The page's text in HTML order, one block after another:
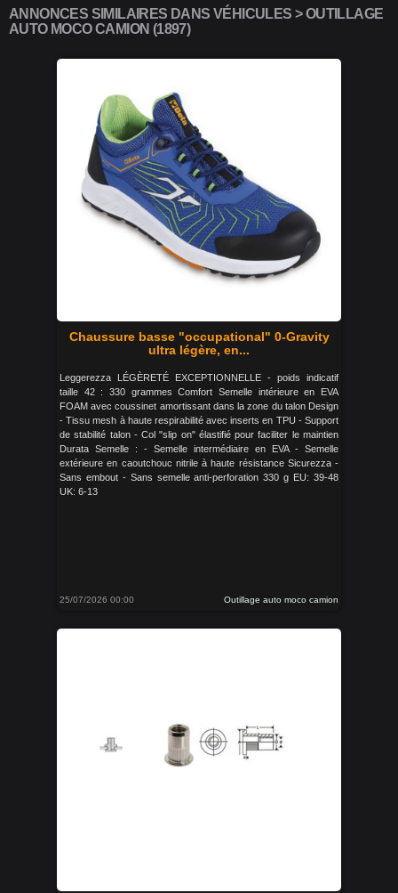
ANNONCES SIMILAIRES DANS VÉHICULES > OUTILLAGE
AUTO MOCO CAMION (1897)
Chaussure basse "occupational" 0-Gravity
ultra légère, en...
Leggerezza LÉGÈRETÉ EXCEPTIONNELLE - poids indicatif
taille 42 : 330 grammes Comfort Semelle intérieure en EVA
FOAM avec coussinet amortissant dans la zone du talon Design
- Tissu mesh à haute respirabilité avec inserts en TPU - Support
de stabilité talon - Col "slip on" élastifié pour faciliter le maintien
Durata Semelle : - Semelle intermédiaire en EVA - Semelle
extérieure en caoutchouc nitrile à haute résistance Sicurezza -
Sans embout - Sans semelle anti-perforation 330 g EU: 39-48
UK: 6-13
25/07/2026 00:00 Outillage auto moco camion